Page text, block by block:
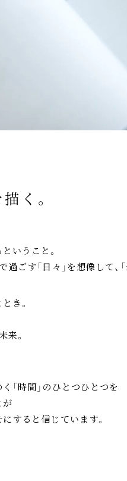
く。
いうこと。
過ごす「日々」を想像して、
き。
来。
「時間」のひとつひとつを
が
すると信じています。